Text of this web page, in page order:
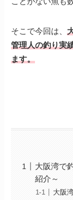
そこで今回は、
管理人の釣り実
ます。
大阪湾で
紹介～
大阪